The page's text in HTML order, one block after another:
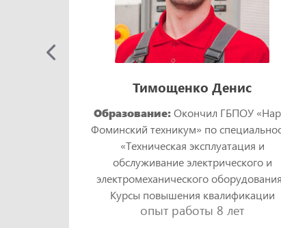
Тимощенко Денис
Образование:Окончил ГБПОУ
Фоминский техникум» по
«Техническая эксплуатация и
обслуживание электрического и
электромеханического
Курсы повышения квалификации
опыт работы 8 лет